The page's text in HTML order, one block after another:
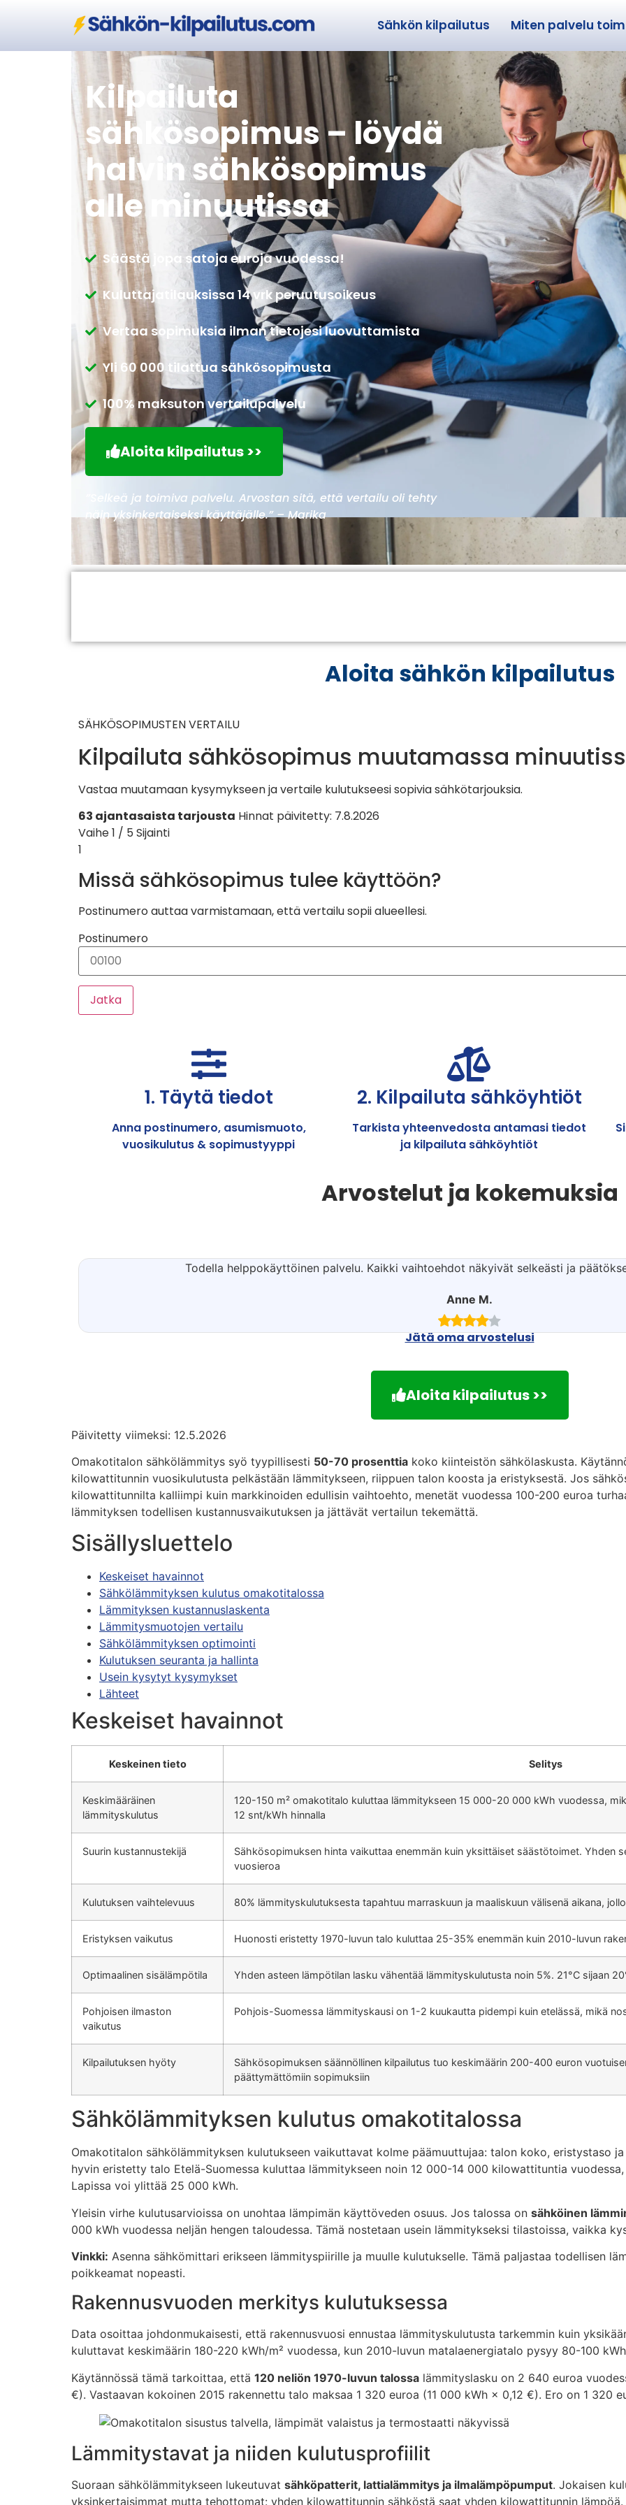
Sähkön kilpailutus Miten palvelu
Kilpailuta
sähkösopimus – löydä
halvin sähkösopimus
alle minuutissa
Säästä jopa satoja euroja vuodessa!
Kuluttajatilauksissa 14 vrk peruutusoikeus
Vertaa sopimuksia ilman tietojesi luovuttamista
Yli 60 000 tilattua sähkösopimusta
100% maksuton vertailupalvelu
Aloita kilpailutus >>
”Selkeä ja toimiva palvelu. Arvostan sitä, että vertailu oli tehty
näin yksinkertaiseksi käyttäjälle.” – Marika
Aloita sähkön kilpailutus
SÄHKÖSOPIMUSTEN VERTAILU
Kilpailuta sähkösopimus muutamassa
Vastaa muutamaan kysymykseen ja vertaile kulutukseesi sopivia sähkötarjouksia.
63 ajantasaista tarjousta Hinnat päivitetty: 7.8.2026
Vaihe 1 / 5 Sijainti
1
Missä sähkösopimus tulee käyttöön?
Postinumero auttaa varmistamaan, että vertailu sopii alueellesi.
Postinumero
Jatka
1. Täytä tiedot
Anna postinumero, asumismuoto,
vuosikulutus & sopimustyyppi
2. Kilpailuta sähköyhtiöt
Tarkista yhteenvedosta antamasi tiedot
ja kilpailuta sähköyhtiöt
Arvostelut ja kokemuksia
Todella helppokäyttöinen palvelu. Kaikki vaihtoehdot näkyivät selkeästi ja
Anne M.
Jätä oma arvostelusi
Aloita kilpailutus >>
Päivitetty viimeksi: 12.5.2026
Omakotitalon sähkölämmitys syö tyypillisesti 50-70 prosenttia koko kiinteistön sähkölaskusta.
kilowattitunnin vuosikulutusta pelkästään lämmitykseen, riippuen talon koosta ja eristyksestä. Jos
kilowattitunnilta kalliimpi kuin markkinoiden edullisin vaihtoehto, menetät vuodessa 100-200 euroa
lämmityksen todellisen kustannusvaikutuksen ja jättävät vertailun tekemättä.
Sisällysluettelo
Keskeiset havainnot
Sähkölämmityksen kulutus omakotitalossa
Lämmityksen kustannuslaskenta
Lämmitysmuotojen vertailu
Sähkölämmityksen optimointi
Kulutuksen seuranta ja hallinta
Usein kysytyt kysymykset
Lähteet
Keskeiset havainnot
Keskeinen tieto Selitys
Keskimääräinen
lämmityskulutus
120-150 m² omakotitalo kuluttaa lämmitykseen 15 000-20 000 kWh vuodessa,
12 snt/kWh hinnalla
Suurin kustannustekijä
Sähkösopimuksen hinta vaikuttaa enemmän kuin yksittäiset säästötoimet. Yhden
vuosieroa
Kulutuksen vaihtelevuus 80% lämmityskulutuksesta tapahtuu marraskuun ja maaliskuun välisenä aikana,
Eristyksen vaikutus Huonosti eristetty 1970-luvun talo kuluttaa 25-35% enemmän kuin 2010-luvun
Optimaalinen sisälämpötila Yhden asteen lämpötilan lasku vähentää lämmityskulutusta noin 5%. 21°C sijaan
Pohjoisen ilmaston
vaikutus
Pohjois-Suomessa lämmityskausi on 1-2 kuukautta pidempi kuin etelässä, mikä
Kilpailutuksen hyöty
Sähkösopimuksen säännöllinen kilpailutus tuo keskimäärin 200-400 euron
päättymättömiin sopimuksiin
Sähkölämmityksen kulutus omakotitalossa
Omakotitalon sähkölämmityksen kulutukseen vaikuttavat kolme päämuuttujaa: talon koko, eristystaso
hyvin eristetty talo Etelä-Suomessa kuluttaa lämmitykseen noin 12 000-14 000 kilowattituntia
Lapissa voi ylittää 25 000 kWh.
Yleisin virhe kulutusarvioissa on unohtaa lämpimän käyttöveden osuus. Jos talossa on sähköinen
000 kWh vuodessa neljän hengen taloudessa. Tämä nostetaan usein lämmitykseksi tilastoissa, vaikka
Vinkki: Asenna sähkömittari erikseen lämmityspiirille ja muulle kulutukselle. Tämä paljastaa todellisen
poikkeamat nopeasti.
Rakennusvuoden merkitys kulutuksessa
Data osoittaa johdonmukaisesti, että rakennusvuosi ennustaa lämmityskulutusta tarkemmin kuin
kuluttavat keskimäärin 180-220 kWh/m² vuodessa, kun 2010-luvun matalaenergiatalo pysyy 80-100
Käytännössä tämä tarkoittaa, että 120 neliön 1970-luvun talossa lämmityslasku on 2 640 euroa
€). Vastaavan kokoinen 2015 rakennettu talo maksaa 1 320 euroa (11 000 kWh × 0,12 €). Ero on 1 320
Lämmitystavat ja niiden kulutusprofiilit
Suoraan sähkölämmitykseen lukeutuvat sähköpatterit, lattialämmitys ja ilmalämpöpumput. Jokaisen
yksinkertaisimmat mutta tehottomat: yhden kilowattitunnin sähköstä saat yhden kilowattitunnin lämpöä.